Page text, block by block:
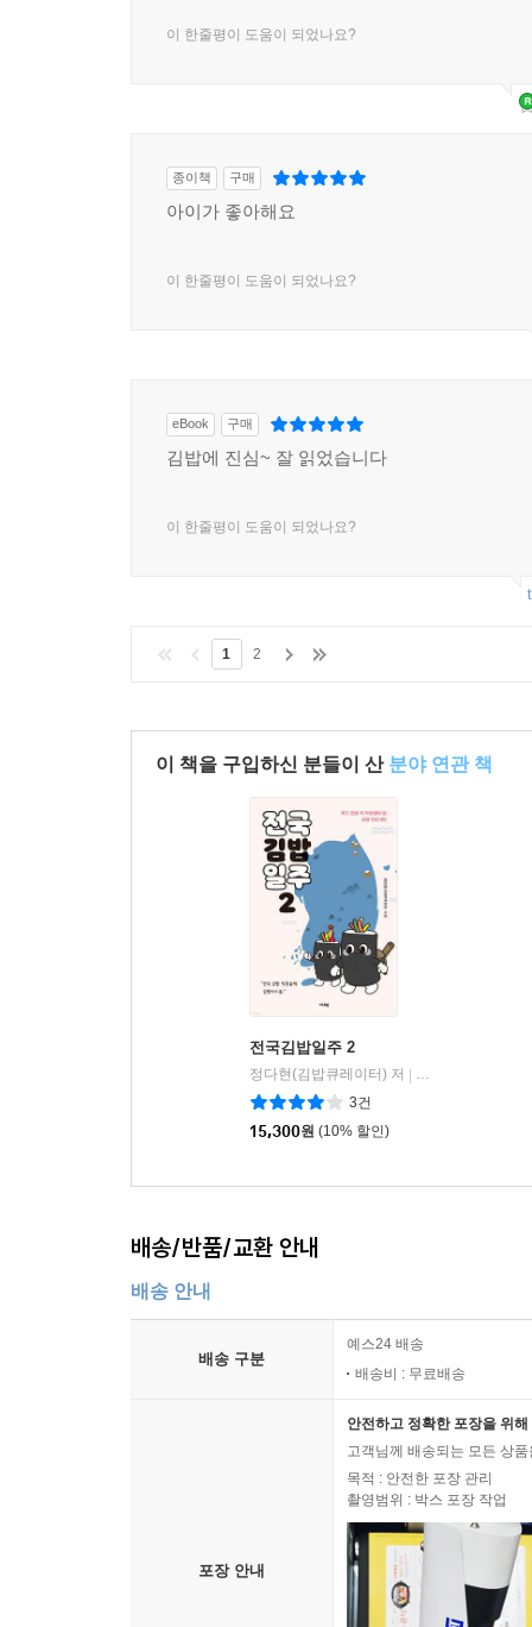
이 한줄평이 도움이 되었나요?
종이책 구매
아이가 좋아해요
이 한줄평이 도움이 되었나요?
eBook 구매
김밥에 진심~ 잘 읽었습니다
이 한줄평이 도움이 되었나요?
1 2
이 책을 구입하신 분들이 산 분야 연관 책
전국김밥일주 2
정다현(김밥큐레이터) 저
가디언
3건
15,300원 (10% 할인)
배송/반품/교환 안내
배송 안내
배송 구분
예스24 배송
배송비 : 무료배송
포장 안내
안전하고 정확한 포장을 위
고객님께 배송되는 모든 상
목적 : 안전한 포장 관리
촬영범위 : 박스 포장 작업